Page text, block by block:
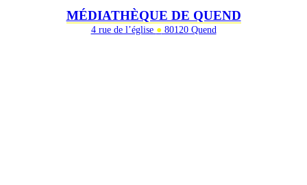
MÉDIATHÈQUE DE QUEND
4 rue de l’église ●80120 Quend